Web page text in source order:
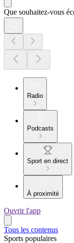
Que souhaitez-vous
Radio
Podcasts
Sport en direct
À proximité
Ouvrir l'app
Tous les contenus
Sports populaires